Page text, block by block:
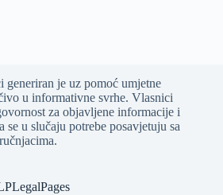
generiran je uz pomoć umjetne
u informativne svrhe. Vlasnici
za objavljene informacije i
u slučaju potrebe posavjetuju sa